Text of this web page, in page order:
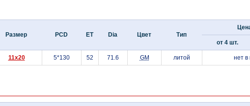
Размер PCD ET Dia Цвет Тип
от 4 шт.
11x20 5*130 52 71.6 GM литой нет в